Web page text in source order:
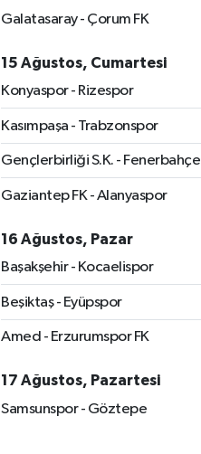
Galatasaray - Çorum FK
15 Ağustos, Cumartesi
Konyaspor - Rizespor
Kasımpaşa - Trabzonspor
Gençlerbirliği S.K. - Fenerbahçe
Gaziantep FK - Alanyaspor
16 Ağustos, Pazar
Başakşehir - Kocaelispor
Beşiktaş - Eyüpspor
Amed - Erzurumspor FK
17 Ağustos, Pazartesi
Samsunspor - Göztepe